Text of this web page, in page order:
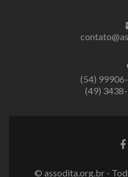
(54)
(49)
© assodita.org.br -